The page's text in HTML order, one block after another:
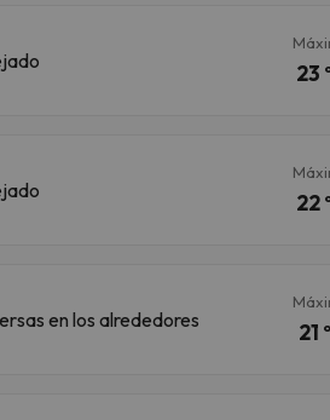
23
22
en los alrededores
21